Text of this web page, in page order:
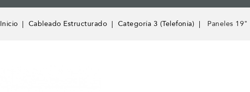
Inicio Cableado Estructurado Categoría 3 (Telefonía) Paneles